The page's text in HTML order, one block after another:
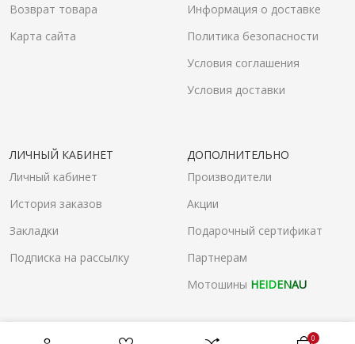
0
Возврат товара
Карта сайта
Информация о доставке
Политика безопасности
Условия соглашения
Условия доставки
ЛИЧНЫЙ КАБИНЕТ
Личный кабинет
История заказов
Закладки
Подписка на рассылку
ДОПОЛНИТЕЛЬНО
Производители
Акции
Подарочный сертификат
Партнерам
Мотошины HEIDENAU